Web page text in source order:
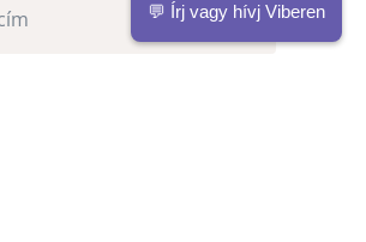
💬 Írj vagy hívj Viberen